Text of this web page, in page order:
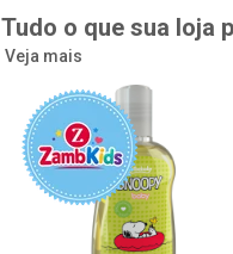
Tudo o que sua loja
Veja mais